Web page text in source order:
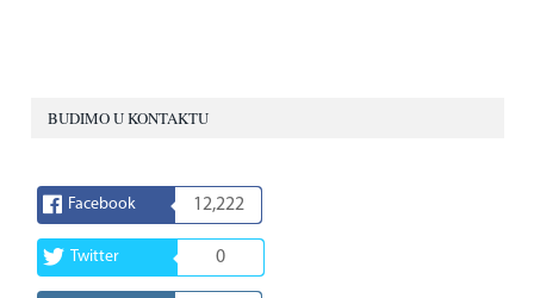
BUDIMO U KONTAKTU
Facebook 12,222
Twitter 0